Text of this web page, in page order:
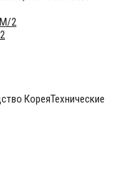
КореяТехнические